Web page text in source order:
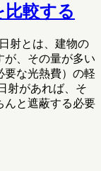
較する
射とは、建物の
が、その量が多い
要な光熱費）の軽
射があれば、そ
んと遮蔽する必要